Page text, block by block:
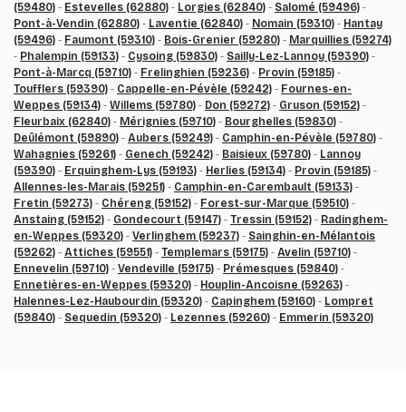
(59480) - Estevelles (62880) - Lorgies (62840) - Salomé (59496) -
Pont-à-Vendin (62880) - Laventie (62840) - Nomain (59310) - Hantay
(59496) - Faumont (59310) - Bois-Grenier (59280) - Marquillies (59274)
- Phalempin (59133) - Cysoing (59830) - Sailly-Lez-Lannoy (59390) -
Pont-à-Marcq (59710) - Frelinghien (59236) - Provin (59185) -
Toufflers (59390) - Cappelle-en-Pévèle (59242) - Fournes-en-
Weppes (59134) - Willems (59780) - Don (59272) - Gruson (59152) -
Fleurbaix (62840) - Mérignies (59710) - Bourghelles (59830) -
Deûlémont (59890) - Aubers (59249) - Camphin-en-Pévèle (59780) -
Wahagnies (59261) - Genech (59242) - Baisieux (59780) - Lannoy
(59390) - Erquinghem-Lys (59193) - Herlies (59134) - Provin (59185) -
Allennes-les-Marais (59251) - Camphin-en-Carembault (59133) -
Fretin (59273) - Chéreng (59152) - Forest-sur-Marque (59510) -
Anstaing (59152) - Gondecourt (59147) - Tressin (59152) - Radinghem-
en-Weppes (59320) - Verlinghem (59237) - Sainghin-en-Mélantois
(59262) - Attiches (59551) - Templemars (59175) - Avelin (59710) -
Ennevelin (59710) - Vendeville (59175) - Prémesques (59840) -
Ennetières-en-Weppes (59320) - Houplin-Ancoisne (59263) -
Halennes-Lez-Haubourdin (59320) - Capinghem (59160) - Lompret
(59840) - Sequedin (59320) - Lezennes (59260) - Emmerin (59320)